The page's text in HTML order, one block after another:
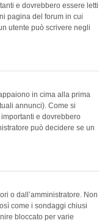
e dovrebbero essere letti
pagina del forum in cui
utente può scrivere negli
in cima alla prima
annunci). Come si
e dovrebbero
può decidere se un
o dall’amministratore. Non
come i sondaggi chiusi
bloccato per varie